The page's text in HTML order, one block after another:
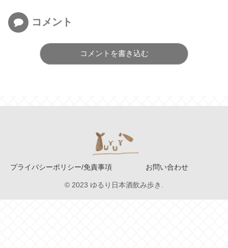
コメント
コメントを書き込む
プライバシーポリシー/免責事項 お問い合わせ
© 2023 ゆるり日本酒飲み歩き.